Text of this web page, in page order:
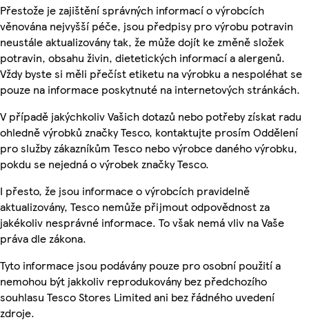
Přestože je zajištění správných informací o výrobcích
věnována nejvyšší péče, jsou předpisy pro výrobu potravin
neustále aktualizovány tak, že může dojít ke změně složek
potravin, obsahu živin, dietetických informací a alergenů.
Vždy byste si měli přečíst etiketu na výrobku a nespoléhat se
pouze na informace poskytnuté na internetových stránkách.
V případě jakýchkoliv Vašich dotazů nebo potřeby získat radu
ohledně výrobků značky Tesco, kontaktujte prosím Oddělení
pro služby zákazníkům Tesco nebo výrobce daného výrobku,
pokdu se nejedná o výrobek značky Tesco.
I přesto, že jsou informace o výrobcích pravidelně
aktualizovány, Tesco nemůže přijmout odpovědnost za
jakékoliv nesprávné informace. To však nemá vliv na Vaše
práva dle zákona.
Tyto informace jsou podávány pouze pro osobní použití a
nemohou být jakkoliv reprodukovány bez předchozího
souhlasu Tesco Stores Limited ani bez řádného uvedení
zdroje.